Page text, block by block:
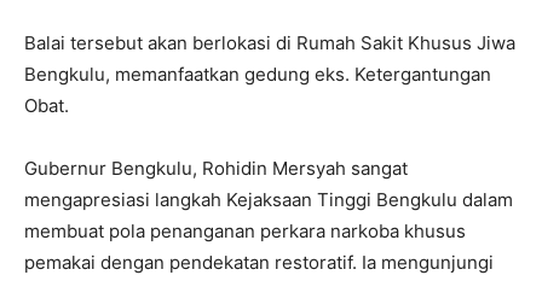
Balai tersebut akan berlokasi di Rumah Sakit Khusus Jiwa
Bengkulu, memanfaatkan gedung eks. Ketergantungan
Obat.
Gubernur Bengkulu, Rohidin Mersyah sangat
mengapresiasi langkah Kejaksaan Tinggi Bengkulu dalam
membuat pola penanganan perkara narkoba khusus
pemakai dengan pendekatan restoratif. Ia mengunjungi